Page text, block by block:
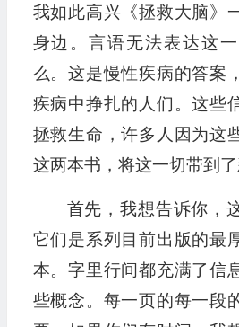
我如此高兴《拯救大脑》
身边。言语无法表达这
么。这是慢性疾病的答案
疾病中挣扎的人们。这些
拯救生命，许多人因为这
这两本书，将这一切带到了
首先，我想告诉你，
它们是系列目前出版的最
本。字里行间都充满了信
些概念。每一页的每一段